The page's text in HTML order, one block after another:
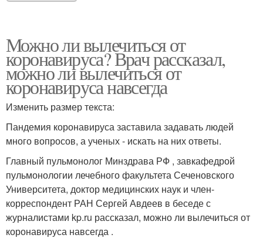
Можно ли вылечиться от
коронавируса? Врач рассказал,
можно ли вылечиться от
коронавируса навсегда
Изменить размер текста:
Пандемия коронавируса заставила задавать людей
много вопросов, а ученых - искать на них ответы.
Главный пульмонолог Минздрава РФ , завкафедрой
пульмонологии лечебного факультета Сеченовского
Университета, доктор медицинских наук и член-
корреспондент РАН Сергей Авдеев в беседе с
журналистами kp.ru рассказал, можно ли вылечиться от
коронавируса навсегда .